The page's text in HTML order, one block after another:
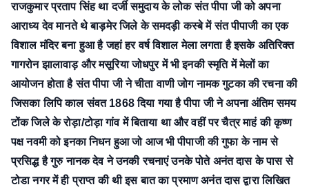
राजकुमार प्रताप सिंह था दर्जी समुदाय के लोक संत पीपा जी को अपना
आराध्य देव मानते थे बाड़मेर जिले के समदड़ी कस्बे में संत पीपाजी का एक
विशाल मंदिर बना हुआ है जहां हर वर्ष विशाल मेला लगता है इसके अतिरिक्त
गागरोन झालावाड़ और मसूरिया जोधपुर में भी इनकी स्मृति में मेलों का
आयोजन होता है संत पीपा जी ने चीता वाणी जोग नामक गुटका की रचना की
जिसका लिपि काल संवत 1868 दिया गया है पीपा जी ने अपना अंतिम समय
टोंक जिले के रोड़ा/टोड़ा गांव में बिताया था और वहीं पर चैत्र माहं की कृष्ण
पक्ष नवमी को इनका निधन हुआ जो आज भी पीपाजी की गुफा के नाम से
प्रसिद्ध है गुरु नानक देव ने उनकी रचनाएं उनके पोते अनंत दास के पास से
टोडा नगर में ही प्राप्त की थी इस बात का प्रमाण अनंत दास द्वारा लिखित